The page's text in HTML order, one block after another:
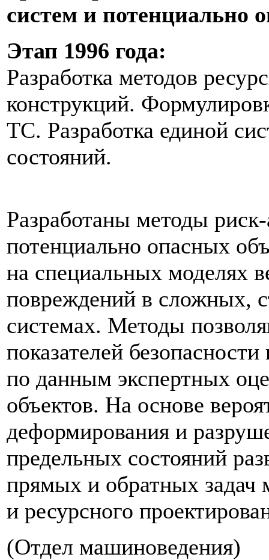
систем и потенциально
Этап 1996 года:
Разработка методов
конструкций.
ТС. Разработка единой
состояний.
Разработаны методы
потенциально опасных
на специальных моделях
повреждений в сложных,
системах. Методы
показателей
по данным экспертных
объектов. На основе
деформирования и
предельных состояний
прямых и обратных задач
и ресурсного
(Отдел машиноведения)